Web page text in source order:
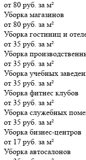
от 80 руб. за м²
Уборка магазинов
от 80 руб. за м²
Уборка гостиниц и
от 35 руб. за м²
Уборка
от 35 руб. за м²
Уборка учебных
от 35 руб. за м²
Уборка фитнес клубов
от 35 руб. за м²
Уборка служебных
от 35 руб. за м²
Уборка бизнес-центров
от 17 руб. за м²
Уборка автосалонов